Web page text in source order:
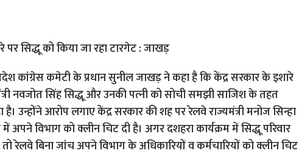
पर सिद्धू को किया जा रहा टारगेट : जाखड़
कांग्रेस कमेटी के प्रधान सुनील जाखड़ ने कहा है कि केंद्र सरकार के इशारे
नवजोत सिंह सिद्धू और उनकी पत्‍नी को सोची समझी साजिश के तहत
है। उन्होंने आरोप लगाए केंद्र सरकार की शह पर रेलवे राज्यमंत्री मनोज सिन्हा
विभाग को क्लीन चिट दी है। अगर दशहरा कार्यक्रम में सिद्धू परिवार
रेलवे बिना जांच अपने विभाग के अधिकारियों व कर्मचारियों को क्लीन चिट